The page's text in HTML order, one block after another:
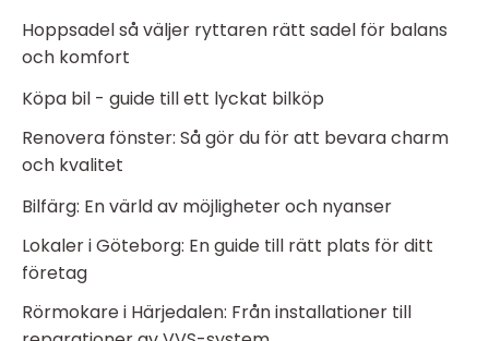
Hoppsadel så väljer ryttaren rätt sadel för balans
och komfort
Köpa bil - guide till ett lyckat bilköp
Renovera fönster: Så gör du för att bevara charm
och kvalitet
Bilfärg: En värld av möjligheter och nyanser
Lokaler i Göteborg: En guide till rätt plats för ditt
företag
Rörmokare i Härjedalen: Från installationer till